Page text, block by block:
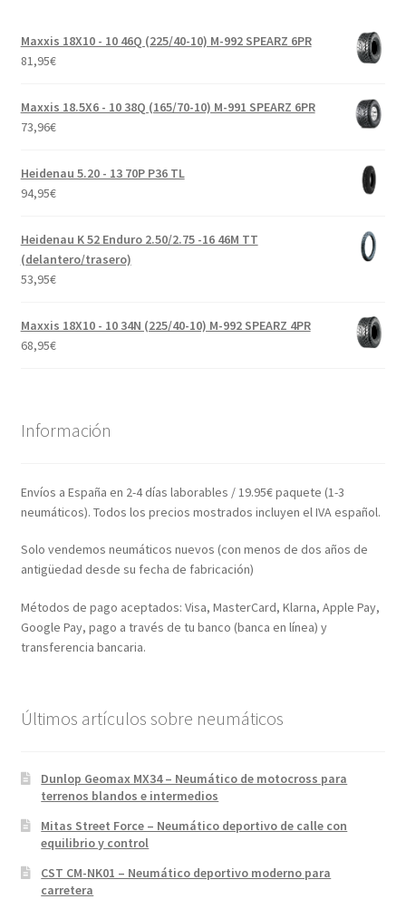
Maxxis 18X10 - 10 46Q (225/40-10) M-992 SPEARZ 6PR
81,95€
Maxxis 18.5X6 - 10 38Q (165/70-10) M-991 SPEARZ 6PR
73,96€
Heidenau 5.20 - 13 70P P36 TL
94,95€
Heidenau K 52 Enduro 2.50/2.75 -16 46M TT
(delantero/trasero)
53,95€
Maxxis 18X10 - 10 34N (225/40-10) M-992 SPEARZ 4PR
68,95€
Información
Envíos a España en 2-4 días laborables / 19.95€ paquete (1-3
neumáticos). Todos los precios mostrados incluyen el IVA español.
Solo vendemos neumáticos nuevos (con menos de dos años de
antigüedad desde su fecha de fabricación)
Métodos de pago aceptados: Visa, MasterCard, Klarna, Apple Pay,
Google Pay, pago a través de tu banco (banca en línea) y
transferencia bancaria.
Últimos artículos sobre neumáticos
Dunlop Geomax MX34 – Neumático de motocross para
terrenos blandos e intermedios
Mitas Street Force – Neumático deportivo de calle con
equilibrio y control
CST CM-NK01 – Neumático deportivo moderno para
carretera